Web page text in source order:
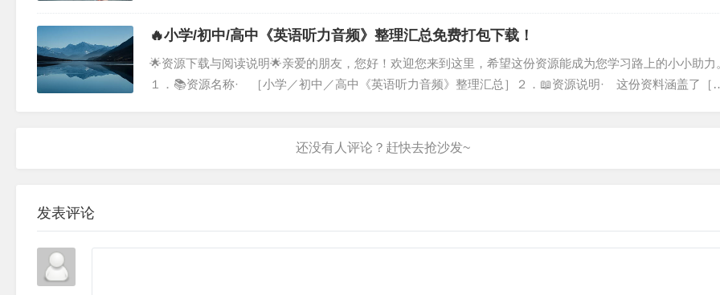
资料涵盖了［小学／初中／高中／全科目《同步练习＋精品试卷》整理汇总］，由我们精心筛选、汇总而成
旨在为您提...
🔥小学/初中/高中《英语听力音频》整理汇总免费打包下载！
🌟资源下载与阅读说明🌟亲爱的朋友，您好！欢迎您来到这里，希望这份资源能成为您学习路上的小小助力
１．📚资源名称· ［小学／初中／高中《英语听力音频》整理汇总］２．📖资源说明· 这份资料涵盖了［
发表评论